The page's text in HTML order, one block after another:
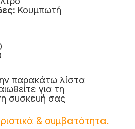
Κουμπωτή
παρακάτω λίστα
για τη
συσκευή σας
& συμβατότητα.